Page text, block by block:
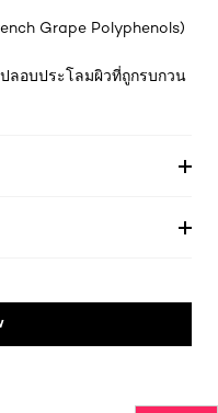
Grape Polyphenols)
ลอบประโลมผิวที่ถูกรบกวน